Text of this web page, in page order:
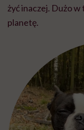
żyć inaczej. Dużo
planetę.